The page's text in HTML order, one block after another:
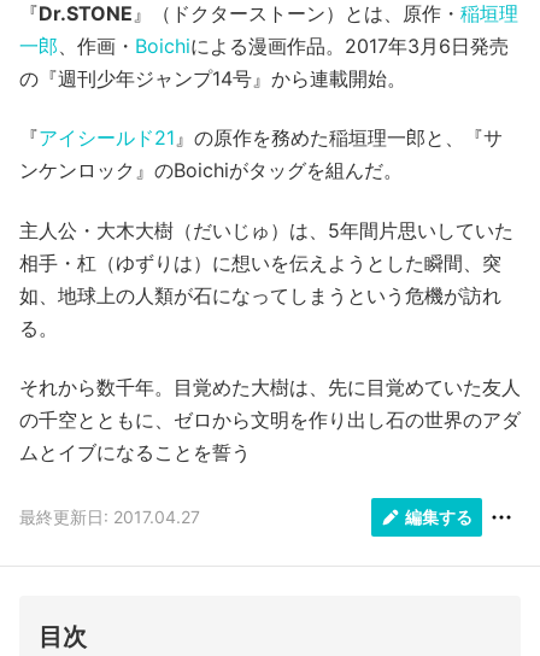
『Dr.STONE』（ドクターストーン）とは、原作・ 稲垣理
一郎、作画・ Boichiによる漫画作品。2017年3月6日発売
の『週刊少年ジャンプ14号』から連載開始。
『アイシールド21』の原作を務めた稲垣理一郎と、『サ
ンケンロック』のBoichiがタッグを組んだ。
主人公・大木大樹（だいじゅ）は、5年間片思いしていた
相手・杠（ゆずりは）に想いを伝えようとした瞬間、突
如、地球上の人類が石になってしまうという危機が訪れ
る。
それから数千年。目覚めた大樹は、先に目覚めていた友人
の千空とともに、ゼロから文明を作り出し石の世界のアダ
ムとイブになることを誓う
最終更新日: 2017.04.27 編集する
目次